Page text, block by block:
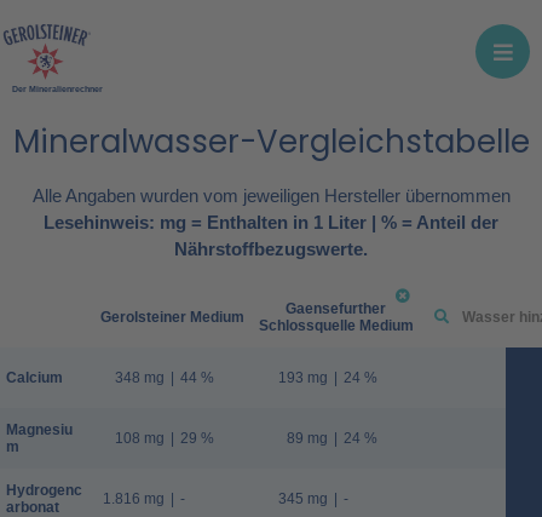
Der Mineralienrechner
Mineralwasser-Vergleichstabelle
Alle Angaben wurden vom jeweiligen Hersteller übernommen
Lesehinweis: mg = Enthalten in 1 Liter | % = Anteil der
Nährstoffbezugswerte.
Calcium
Magnesiu
m
Hydrogenc
arbonat
Gerolsteiner Medium
348 mg | 44 %
108 mg | 29 %
1.816 mg | -
Gaensefurther
Schlossquelle Medium
193 mg | 24 %
89 mg | 24 %
345 mg | -